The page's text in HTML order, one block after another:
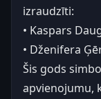
izraudzīti:
• Kaspars
• Dženifera
Šis gods
apvienojumu,